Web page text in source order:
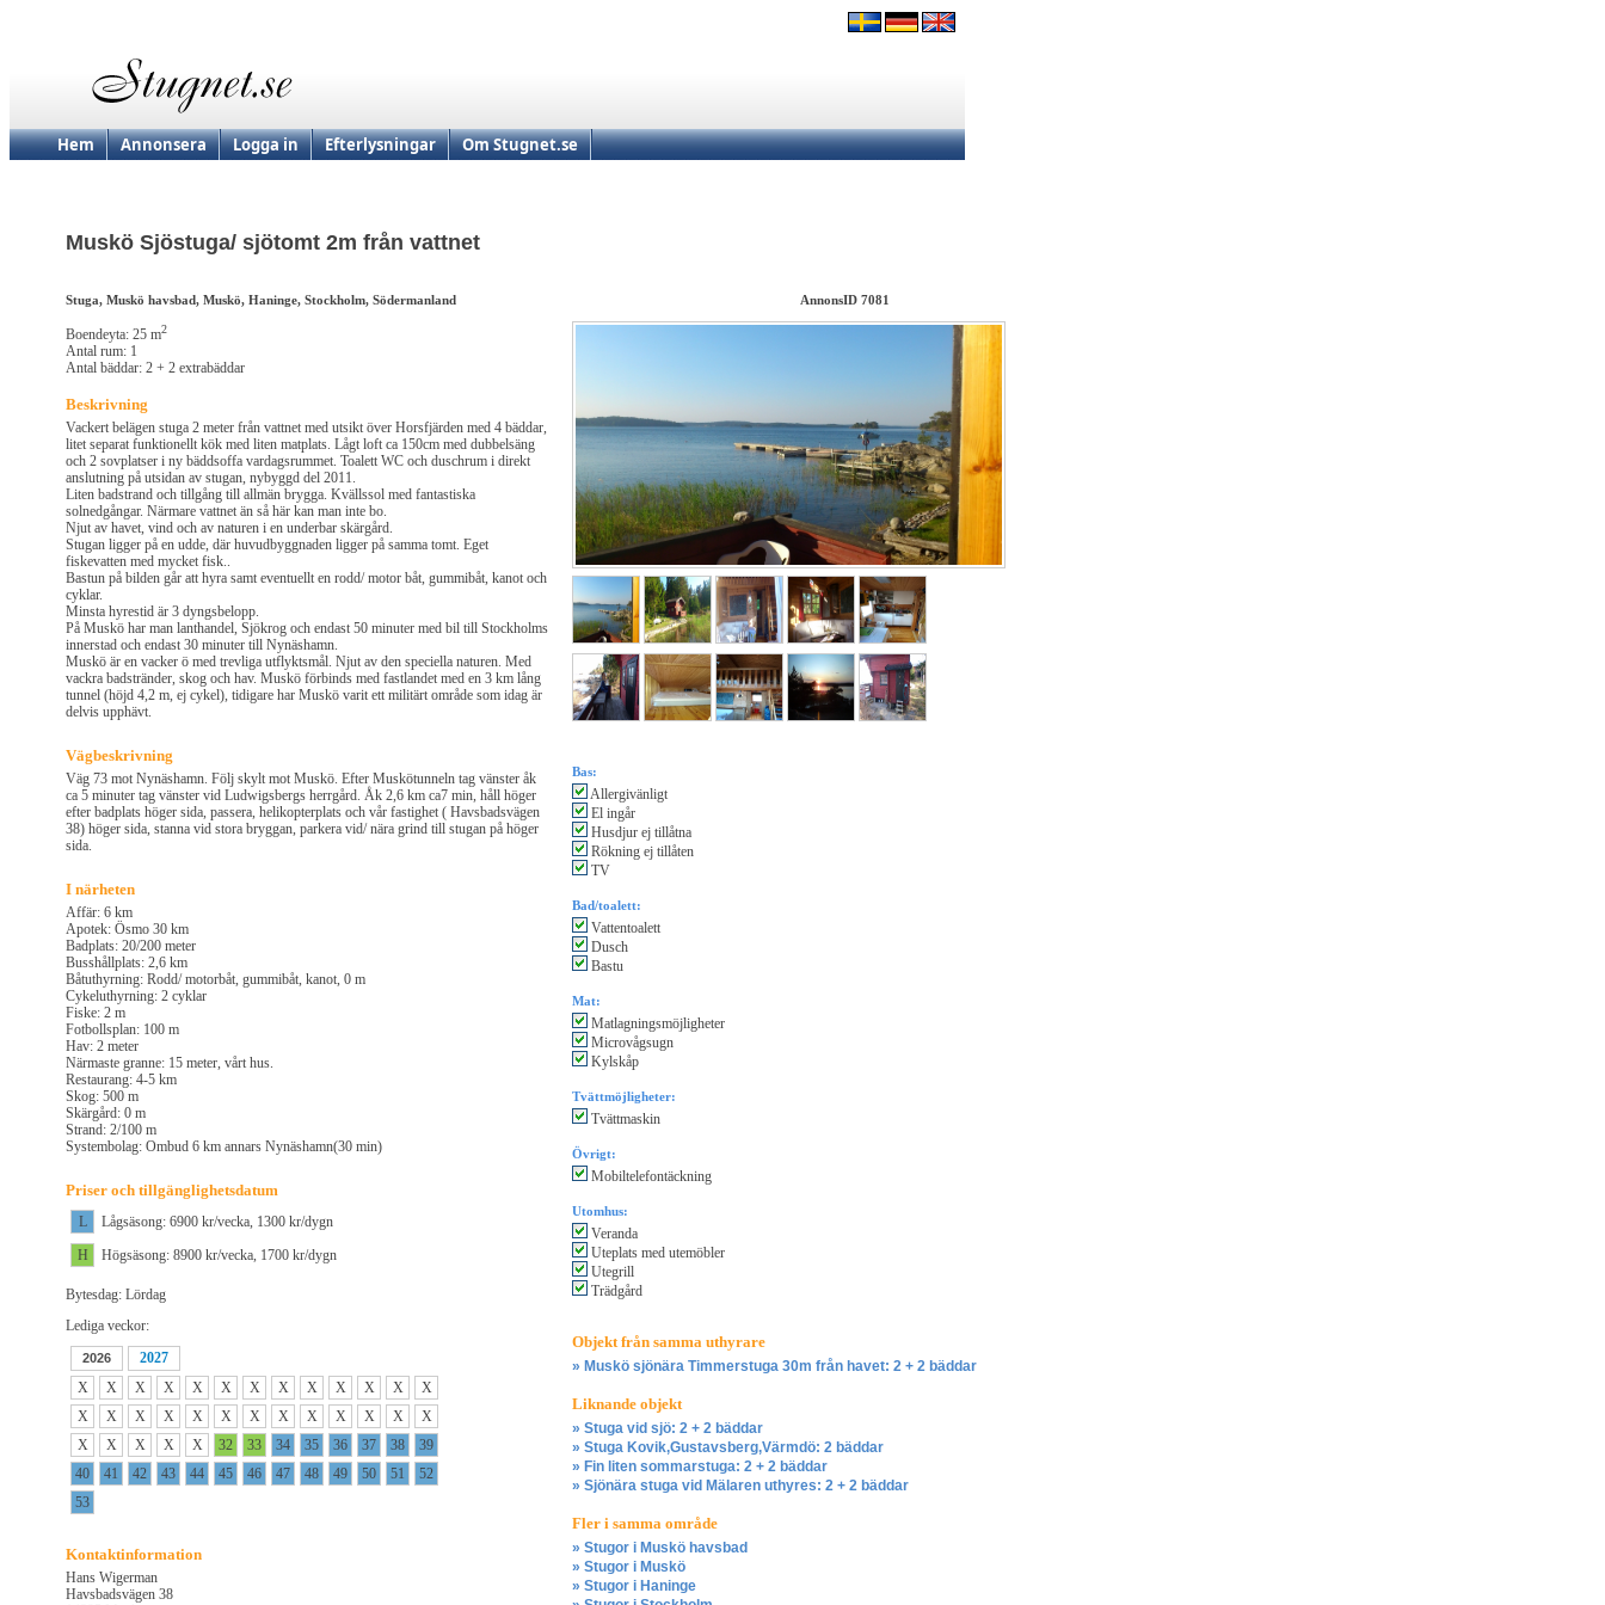
Hem Annonsera Logga in Efterlysningar Om Stugnet.se
Muskö Sjöstuga/ sjötomt 2m från vattnet
Stuga, Muskö havsbad, Muskö, Haninge, Stockholm, Södermanland AnnonsID 7081
Boendeyta: 25 m2
Antal rum: 1
Antal bäddar: 2 + 2 extrabäddar
Beskrivning
Vackert belägen stuga 2 meter från vattnet med utsikt över Horsfjärden med 4 bäddar,
litet separat funktionellt kök med liten matplats. Lågt loft ca 150cm med dubbelsäng
och 2 sovplatser i ny bäddsoffa vardagsrummet. Toalett WC och duschrum i direkt
anslutning på utsidan av stugan, nybyggd del 2011.
Liten badstrand och tillgång till allmän brygga. Kvällssol med fantastiska
solnedgångar. Närmare vattnet än så här kan man inte bo.
Njut av havet, vind och av naturen i en underbar skärgård.
Stugan ligger på en udde, där huvudbyggnaden ligger på samma tomt. Eget
fiskevatten med mycket fisk..
Bastun på bilden går att hyra samt eventuellt en rodd/ motor båt, gummibåt, kanot och
cyklar.
Minsta hyrestid är 3 dyngsbelopp.
På Muskö har man lanthandel, Sjökrog och endast 50 minuter med bil till Stockholms
innerstad och endast 30 minuter till Nynäshamn.
Muskö är en vacker ö med trevliga utflyktsmål. Njut av den speciella naturen. Med
vackra badstränder, skog och hav. Muskö förbinds med fastlandet med en 3 km lång
tunnel (höjd 4,2 m, ej cykel), tidigare har Muskö varit ett militärt område som idag är
delvis upphävt.
Vägbeskrivning
Väg 73 mot Nynäshamn. Följ skylt mot Muskö. Efter Muskötunneln tag vänster åk
ca 5 minuter tag vänster vid Ludwigsbergs herrgård. Åk 2,6 km ca7 min, håll höger
efter badplats höger sida, passera, helikopterplats och vår fastighet ( Havsbadsvägen
38) höger sida, stanna vid stora bryggan, parkera vid/ nära grind till stugan på höger
sida.
I närheten
Affär: 6 km
Apotek: Ösmo 30 km
Badplats: 20/200 meter
Busshållplats: 2,6 km
Båtuthyrning: Rodd/ motorbåt, gummibåt, kanot, 0 m
Cykeluthyrning: 2 cyklar
Fiske: 2 m
Fotbollsplan: 100 m
Hav: 2 meter
Närmaste granne: 15 meter, vårt hus.
Restaurang: 4-5 km
Skog: 500 m
Skärgård: 0 m
Strand: 2/100 m
Systembolag: Ombud 6 km annars Nynäshamn(30 min)
Priser och tillgänglighetsdatum
L
Lågsäsong: 6900 kr/vecka, 1300 kr/dygn
H
Högsäsong: 8900 kr/vecka, 1700 kr/dygn
Bytesdag: Lördag
Lediga veckor:
2026
2027
X
X X X X X X X X X X X
X
X
X X X X X X X X X X X
X
X
X X X X 32 33 34 35 36 37 38
39
40
41 42 43 44 45 46 47 48 49 50 51
52
53
Kontaktinformation
Hans Wigerman
Havsbadsvägen 38
Bas:
Allergivänligt
El ingår
Husdjur ej tillåtna
Rökning ej tillåten
TV
Bad/toalett:
Vattentoalett
Dusch
Bastu
Mat:
Matlagningsmöjligheter
Microvågsugn
Kylskåp
Tvättmöjligheter:
Tvättmaskin
Övrigt:
Mobiltelefontäckning
Utomhus:
Veranda
Uteplats med utemöbler
Utegrill
Trädgård
Objekt från samma uthyrare
» Muskö sjönära Timmerstuga 30m från havet: 2 + 2 bäddar
Liknande objekt
» Stuga vid sjö: 2 + 2 bäddar
» Stuga Kovik,Gustavsberg,Värmdö: 2 bäddar
» Fin liten sommarstuga: 2 + 2 bäddar
» Sjönära stuga vid Mälaren uthyres: 2 + 2 bäddar
Fler i samma område
» Stugor i Muskö havsbad
» Stugor i Muskö
» Stugor i Haninge